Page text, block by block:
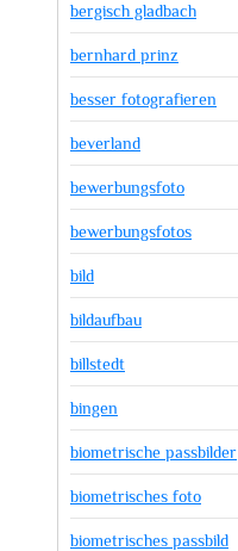
bergisch gladbach
bernhard prinz
besser fotografieren
beverland
bewerbungsfoto
bewerbungsfotos
bild
bildaufbau
billstedt
bingen
biometrische passbilder
biometrisches foto
biometrisches passbild